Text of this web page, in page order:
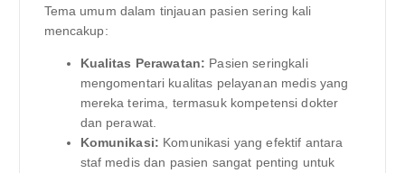
Tema umum dalam tinjauan pasien sering kali
mencakup:
Kualitas Perawatan: Pasien seringkali
mengomentari kualitas pelayanan medis yang
mereka terima, termasuk kompetensi dokter
dan perawat.
Komunikasi: Komunikasi yang efektif antara
staf medis dan pasien sangat penting untuk